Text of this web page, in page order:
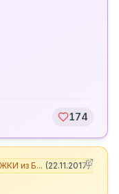
174
из Б... (22.11.2017)